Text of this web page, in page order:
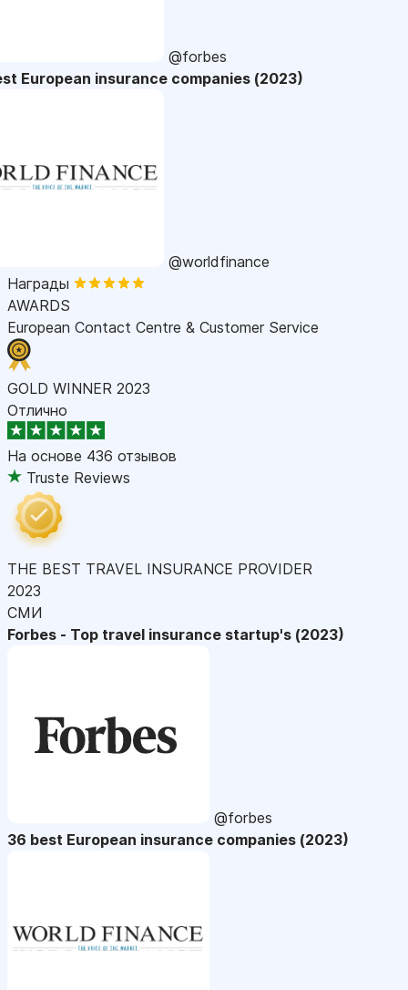
@forbes
European insurance companies (2023)
@worldfinance
Награды
AWARDS
European Contact Centre & Customer Service
GOLD WINNER 2023
Отлично
На основе 436 отзывов
Truste Reviews
THE BEST TRAVEL INSURANCE PROVIDER
2023
СМИ
Forbes - Top travel insurance startup's (2023)
@forbes
36 best European insurance companies (2023)